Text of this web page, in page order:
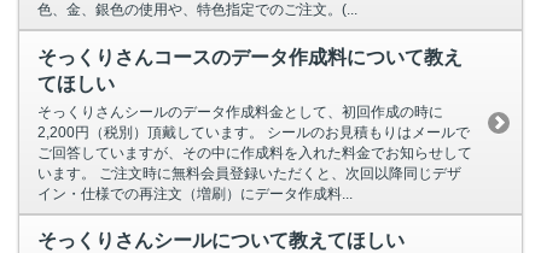
色、金、銀色の使用や、特色指定でのご注文。(...
そっくりさんコースのデータ作成料について教え
てほしい
そっくりさんシールのデータ作成料金として、初回作成の時に
2,200円（税別）頂戴しています。 シールのお見積もりはメールで
ご回答していますが、その中に作成料を入れた料金でお知らせして
います。 ご注文時に無料会員登録いただくと、次回以降同じデザ
イン・仕様での再注文（増刷）にデータ作成料...
そっくりさんシールについて教えてほしい